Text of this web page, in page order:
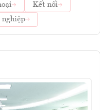
Kết nối
nghiệp